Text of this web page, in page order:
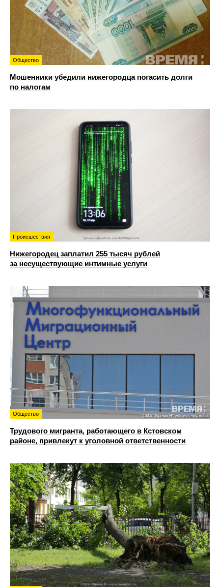
Общество
Мошенники убедили нижегородца погасить долги
по налогам
Происшествия
Нижегородец заплатил 255 тысяч рублей
за несуществующие интимные услуги
Общество
Трудового мигранта, работающего в Кстовском
районе, привлекут к уголовной ответственности